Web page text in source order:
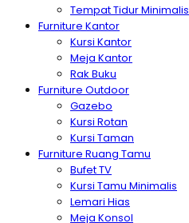
Tempat Tidur Minimalis
Furniture Kantor
Kursi Kantor
Meja Kantor
Rak Buku
Furniture Outdoor
Gazebo
Kursi Rotan
Kursi Taman
Furniture Ruang Tamu
Bufet TV
Kursi Tamu Minimalis
Lemari Hias
Meja Konsol